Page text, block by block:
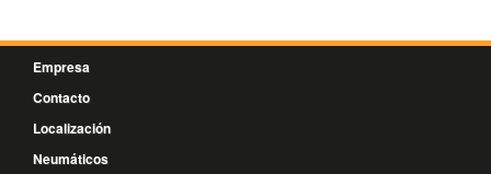
Empresa
Contacto
Localización
Neumáticos